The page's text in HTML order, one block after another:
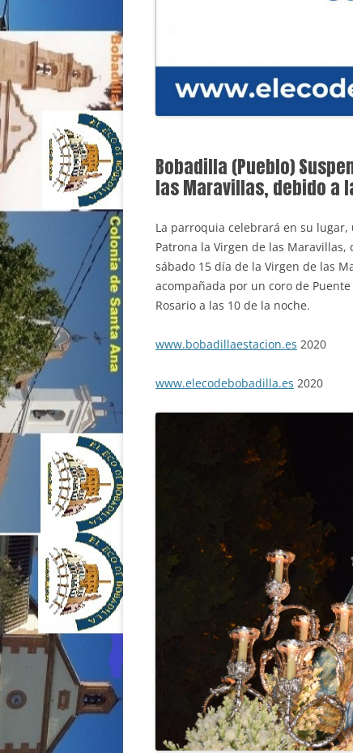
Bobadilla (Pueblo)
las Maravillas, debido a
La parroquia celebrará en su lugar,
Patrona la Virgen de las
sábado 15 día de la Virgen de las
acompañada por un coro de
Rosario a las 10 de la noche.
www.bobadillaestacion.es 2020
www.elecodebobadilla.es 2020